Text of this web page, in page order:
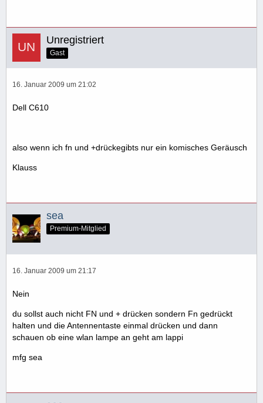
Unregistriert
Gast
16. Januar 2009 um 21:02
Dell C610
also wenn ich fn und +drückegibts nur ein komisches Geräusch
Klauss
sea
Premium-Mitglied
16. Januar 2009 um 21:17
Nein
du sollst auch nicht FN und + drücken sondern Fn gedrückt
halten und die Antennentaste einmal drücken und dann
schauen ob eine wlan lampe an geht am lappi
mfg sea